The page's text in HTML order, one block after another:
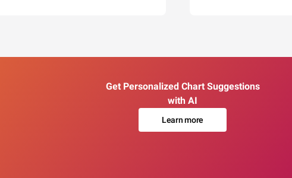
Get Personalized Chart Suggestions
with AI
Learn more